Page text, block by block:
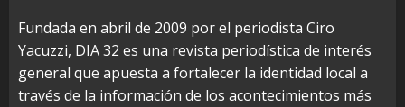
Fundada en abril de 2009 por el periodista Ciro
Yacuzzi, DIA 32 es una revista periodística de interés
general que apuesta a fortalecer la identidad local a
través de la información de los acontecimientos más